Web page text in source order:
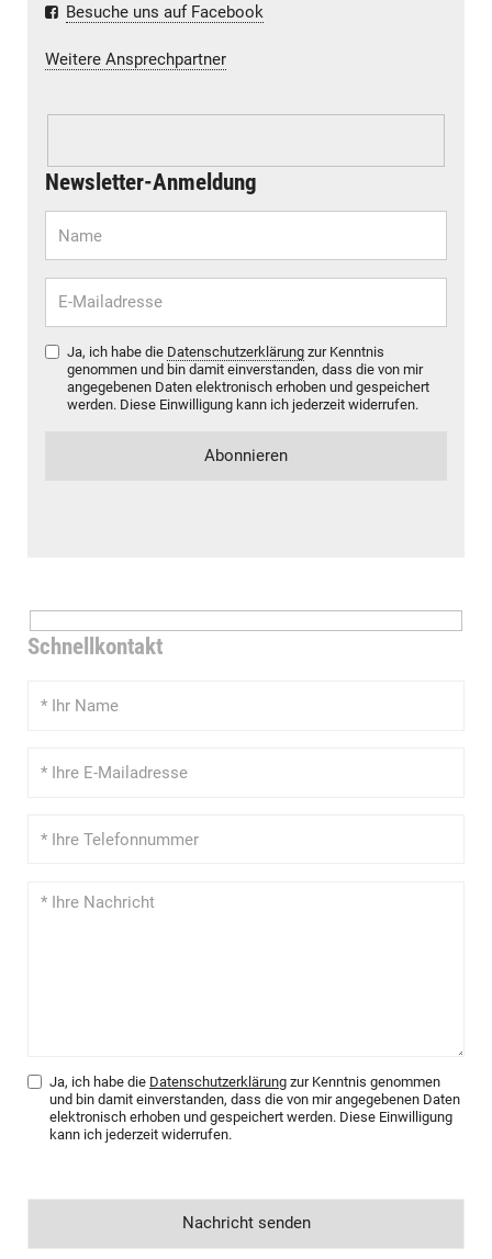
Besuche uns auf Facebook
Weitere Ansprechpartner
Newsletter-Anmeldung
Ja, ich habe die Datenschutzerklärung zur Kenntnis
genommen und bin damit einverstanden, dass die von mir
angegebenen Daten elektronisch erhoben und gespeichert
werden. Diese Einwilligung kann ich jederzeit widerrufen.
Schnellkontakt
Ja, ich habe die Datenschutzerklärung zur Kenntnis genommen
und bin damit einverstanden, dass die von mir angegebenen Daten
elektronisch erhoben und gespeichert werden. Diese Einwilligung
kann ich jederzeit widerrufen.